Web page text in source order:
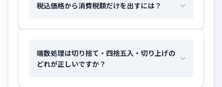
税込価格から消費税額だけを出すには？
端数処理は切り捨て・四捨五入・切り上げの
どれが正しいですか？